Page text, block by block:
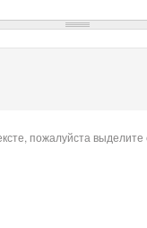
пожалуйста